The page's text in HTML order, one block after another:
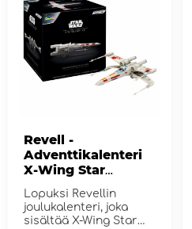
Revell -
Adventtikalenteri
X-Wing Star
Destroyer
Lopuksi Revellin
joulukalenteri, joka
sisältää X-Wing Star